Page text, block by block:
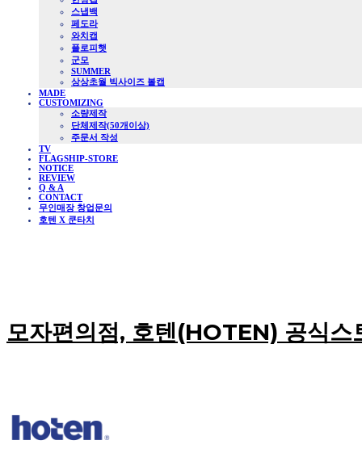
스냅백
페도라
와치캡
플로피햇
군모
SUMMER
상상초월 빅사이즈 볼캡
MADE
CUSTOMIZING
소량제작
단체제작(50개이상)
주문서 작성
TV
FLAGSHIP-STORE
NOTICE
REVIEW
Q & A
CONTACT
무인매장 창업문의
호텐 X 쿤타치
모자편의점, 호텐(HOTEN) 공식스